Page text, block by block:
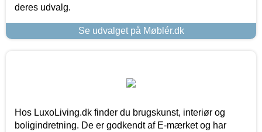
deres udvalg.
Se udvalget på Møblér.dk
Hos LuxoLiving.dk finder du brugskunst, interiør og
boligindretning. De er godkendt af E-mærket og har